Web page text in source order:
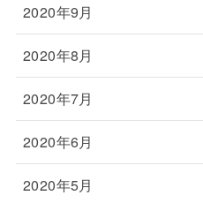
2020年9月
2020年8月
2020年7月
2020年6月
2020年5月